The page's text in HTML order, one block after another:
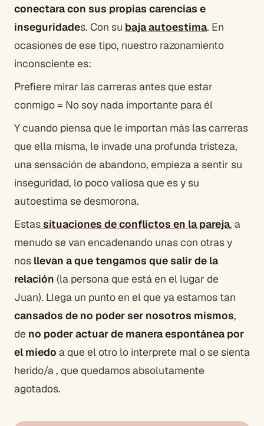
conectara con sus propias carencias e
inseguridades. Con su baja autoestima. En
ocasiones de ese tipo, nuestro razonamiento
inconsciente es:
Prefiere mirar las carreras antes que estar
conmigo = No soy nada importante para él
Y cuando piensa que le importan más las carreras
que ella misma, le invade una profunda tristeza,
una sensación de abandono, empieza a sentir su
inseguridad, lo poco valiosa que es y su
autoestima se desmorona.
Estassituaciones de conflictos en la pareja, a
menudo se van encadenando unas con otras y
nos llevan a que tengamos que salir de la
relación (la persona que está en el lugar de
Juan). Llega un punto en el que ya estamos tan
cansados de no poder ser nosotros mismos,
de no poder actuar de manera espontánea por
el miedo a que el otro lo interprete mal o se sienta
herido/a , que quedamos absolutamente
agotados.